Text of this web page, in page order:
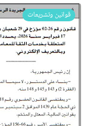
قوانين وتشريعات